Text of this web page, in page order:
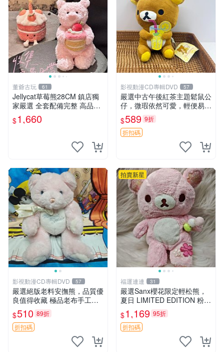
董爺古玩 61
Jellycat草莓熊28CM 鎮店獨
家嚴選 全套配備完整 高品質
收藏好物 紋章 玩具熊 定制熊
$1,660
影視動漫CD專輯DVD 57
嚴選中古午後紅茶主題鬆鼠公
仔，微瑕依然可愛，輕便易運
送 二手收藏推薦 工廠直營 快
遞到府 中古 玩偶 公仔
$589 9折
折扣碼
影視動漫CD專輯DVD 57
嚴選絕版老料安撫熊，品質優
良值得收藏 極品老布手工安
撫搖鈴玩具，適合哄睡寶貝
超柔老料搖鈴熊，專為孩子設
計的安心伴護 推薦絕版老布
製工藝搖鈴熊，可當作童
$510 89折
折扣碼
拍賣新星
福運連連 31
嚴選Sanx櫻花限定輕松熊，
夏日 LIMITED EDITION 粉色
毛絨熊，背有拉鏈設計，肚內
填充豆袋，精致工藝呈現，狀
態如新，適合收藏與送人 櫻
$1,169 95折
折扣碼